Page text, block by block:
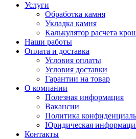
Услуги
Обработка камня
Укладка камня
Калькулятор расчета
Наши работы
Оплата и доставка
Условия оплаты
Условия доставки
Гарантии на товар
О компании
Полезная информация
Вакансии
Политика
Юридическая
Контакты